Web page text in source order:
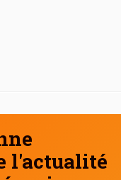
l'actualité